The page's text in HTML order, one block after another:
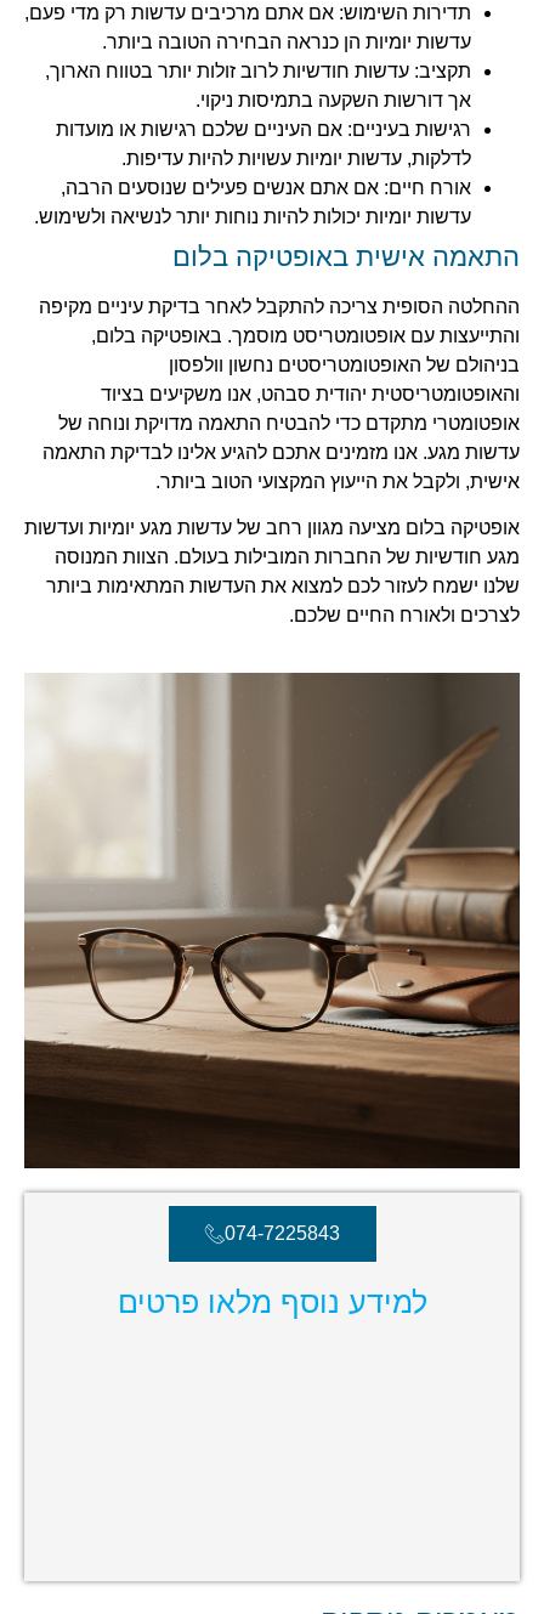
תדירות השימוש: אם אתם מרכיבים עדשות רק מדי פעם,
עדשות יומיות הן כנראה הבחירה הטובה ביותר.
תקציב: עדשות חודשיות לרוב זולות יותר בטווח הארוך,
אך דורשות השקעה בתמיסות ניקוי.
רגישות בעיניים: אם העיניים שלכם רגישות או מועדות
לדלקות, עדשות יומיות עשויות להיות עדיפות.
אורח חיים: אם אתם אנשים פעילים שנוסעים הרבה,
עדשות יומיות יכולות להיות נוחות יותר לנשיאה ולשימוש.
התאמה אישית באופטיקה בלום
ההחלטה הסופית צריכה להתקבל לאחר בדיקת עיניים מקיפה
והתייעצות עם אופטומטריסט מוסמך. באופטיקה בלום,
בניהולם של האופטומטריסטים נחשון וולפסון
והאופטומטריסטית יהודית סבהט, אנו משקיעים בציוד
אופטומטרי מתקדם כדי להבטיח התאמה מדויקת ונוחה של
עדשות מגע. אנו מזמינים אתכם להגיע אלינו לבדיקת התאמה
אישית, ולקבל את הייעוץ המקצועי הטוב ביותר.
אופטיקה בלום מציעה מגוון רחב של עדשות מגע יומיות ועדשות
מגע חודשיות של החברות המובילות בעולם. הצוות המנוסה
שלנו ישמח לעזור לכם למצוא את העדשות המתאימות ביותר
לצרכים ולאורח החיים שלכם.
074-7225843
למידע נוסף מלאו פרטים